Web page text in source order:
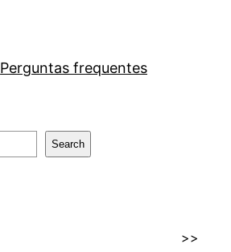
Perguntas frequentes
Search
>>